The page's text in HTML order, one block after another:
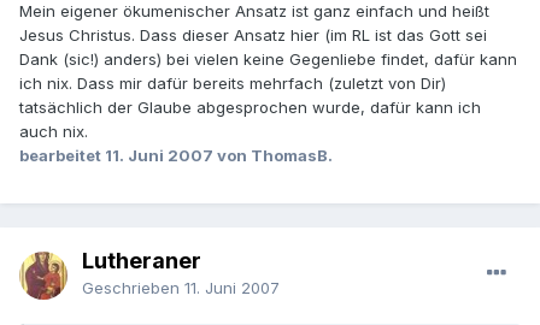
Mein eigener ökumenischer Ansatz ist ganz einfach und heißt
Jesus Christus. Dass dieser Ansatz hier (im RL ist das Gott sei
Dank (sic!) anders) bei vielen keine Gegenliebe findet, dafür kann
ich nix. Dass mir dafür bereits mehrfach (zuletzt von Dir)
tatsächlich der Glaube abgesprochen wurde, dafür kann ich
auch nix.
bearbeitet 11. Juni 2007 von ThomasB.
Lutheraner
Geschrieben 11. Juni 2007